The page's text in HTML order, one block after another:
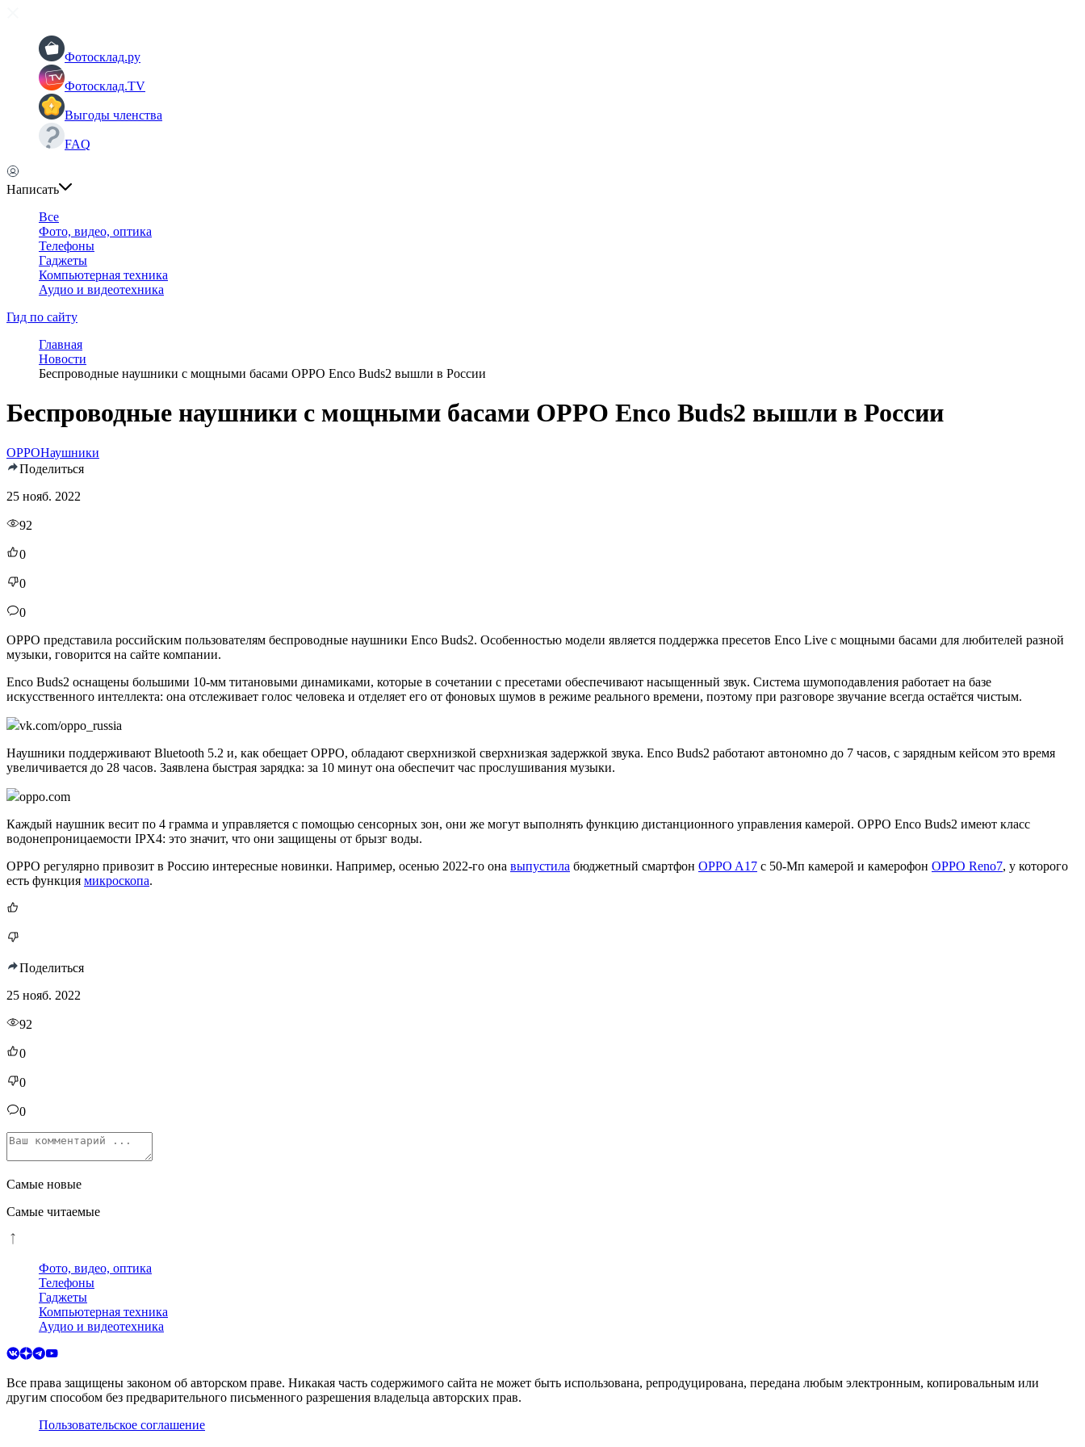
Фотосклад.ру
Фотосклад.TV
Выгоды членства
FAQ
Написать
Все
Фото, видео, оптика
Телефоны
Гаджеты
Компьютерная техника
Аудио и видеотехника
Гид по сайту
Главная
Новости
Беспроводные наушники с мощными басами OPPO Enco Buds2 вышли в России
Беспроводные наушники с мощными басами OPPO Enco Buds2 вышли в России
OPPOНаушники
Поделиться
25 нояб. 2022
92
0
0
0
OPPO представила российским пользователям беспроводные наушники Enco Buds2. Особенностью модели является поддержка пресетов Enco Live с мощными басами для любителей разной
музыки, говорится на сайте компании.
Enco Buds2 оснащены большими 10-мм титановыми динамиками, которые в сочетании с пресетами обеспечивают насыщенный звук. Система шумоподавления работает на базе
искусственного интеллекта: она отслеживает голос человека и отделяет его от фоновых шумов в режиме реального времени, поэтому при разговоре звучание всегда остаётся чистым.
vk.com/oppo_russia
Наушники поддерживают Bluetooth 5.2 и, как обещает OPPO, обладают сверхнизкой сверхнизкая задержкой звука. Enco Buds2 работают автономно до 7 часов, с зарядным кейсом это время
увеличивается до 28 часов. Заявлена быстрая зарядка: за 10 минут она обеспечит час прослушивания музыки.
oppo.com
Каждый наушник весит по 4 грамма и управляется с помощью сенсорных зон, они же могут выполнять функцию дистанционного управления камерой. OPPO Enco Buds2 имеют класс
водонепроницаемости IPX4: это значит, что они защищены от брызг воды.
OPPO регулярно привозит в Россию интересные новинки. Например, осенью 2022-го она выпустила бюджетный смартфон OPPO A17 с 50-Мп камерой и камерофон OPPO Reno7, у которого
есть функция микроскопа.
Поделиться
25 нояб. 2022
92
0
0
0
Самые новые
Самые читаемые
Фото, видео, оптика
Телефоны
Гаджеты
Компьютерная техника
Аудио и видеотехника
Все права защищены законом об авторском праве. Никакая часть содержимого сайта не может быть использована, репродуцирована, передана любым электронным, копировальным или
другим способом без предварительного письменного разрешения владельца авторских прав.
Пользовательское соглашение